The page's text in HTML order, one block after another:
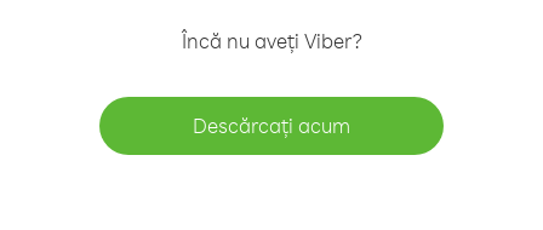
Încă nu aveți Viber?
Descărcați acum